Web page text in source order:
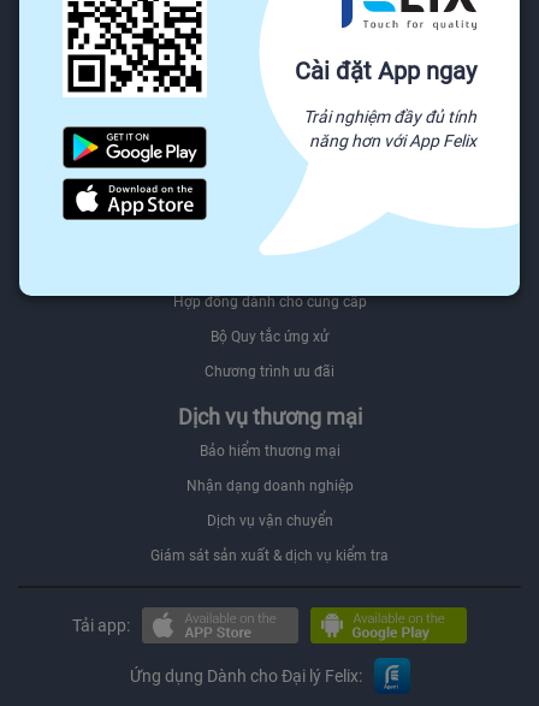
Tìm nguồn hàng trên Felix.store
Tất cả danh mục
Yêu cầu báo giá
Sẵn sàng vận chuyển
Người mua Đối tác
Felix.store Select
Hợp đồng dành cho cung cấp
Bộ Quy tắc ứng xử
Chương trình ưu đãi
Dịch vụ thương mại
Bảo hiểm thương mại
Nhận dạng doanh nghiệp
Dịch vụ vận chuyển
Giám sát sản xuất & dịch vụ kiểm tra
Tải app:
Ứng dụng Dành cho Đại lý Felix:
Cài đặt App ngay
Trải nghiệm đầy đủ tính
năng hơn với App Felix